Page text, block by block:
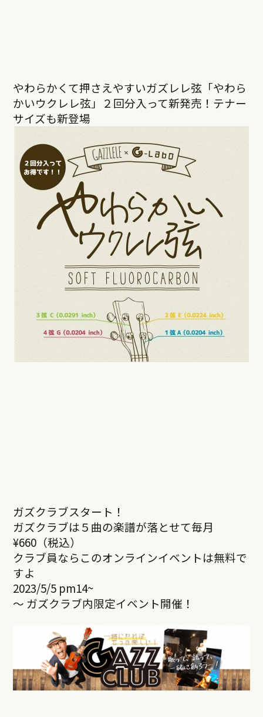
やわらかくて押さえやすいガズレレ弦「やわら
かいウクレレ弦」２回分入って新発売！テナー
サイズも新登場
ガズクラブスタート！
ガズクラブは５曲の楽譜が落とせて毎月
¥660（税込）
クラブ員ならこのオンラインイベントは無料で
すよ
2023/5/5 pm14~
～ ガズクラブ内限定イベント開催！